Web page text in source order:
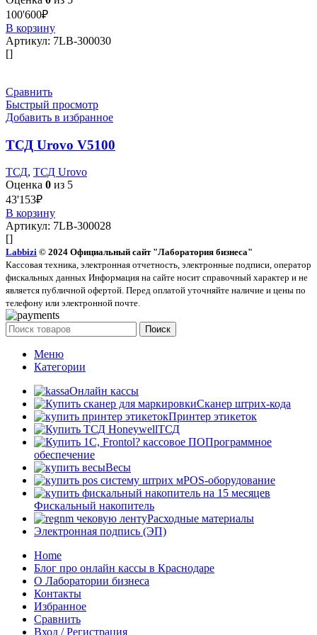
100'600₽
В корзину
Артикул: 7LB-300030
[]
Сравнить
Быстрый просмотр
Добавить в избранное
ТСД Urovo V5100
ТСД, ТСД Urovo
Оценка 0 из 5
43'153₽
В корзину
Артикул: 7LB-300028
[]
Labbizi © 2024 Официальный сайт "Лаборатория бизнеса"
Кассовая техника, электронная отчетность, электронные подписи, оператор
фискальных данных Информация на сайте носит справочный характер и не
является публичной офертой. Перед оплатой уточняйте наличие и цены по
телефону или электронной почте.
Поиск
Меню
Категории
Онлайн кассы
Сканер штрих-кода
Принтер этикеток
ТСД
Программное
обеспечение
Весы
POS-оборудование
Фискальный накопитель
Расходные материалы
Электронная подпись (ЭП)
Home
Блог про онлайн кассы в Краснодаре
О Лаборатории бизнеса
Контакты
Избранное
Сравнить
Вход / Регистрация